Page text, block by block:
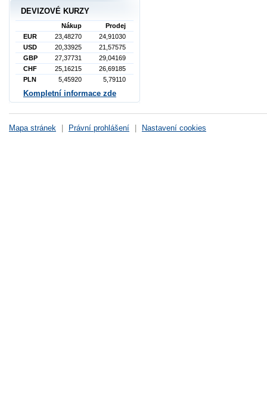
DEVIZOVÉ KURZY
Nákup
Prodej
EUR
23,48270
24,91030
USD
20,33925
21,57575
GBP
27,37731
29,04169
CHF
25,16215
26,69185
PLN
5,45920 5,79110
Kompletní informace zde
Mapa stránek Právní prohlášení Nastavení cookies